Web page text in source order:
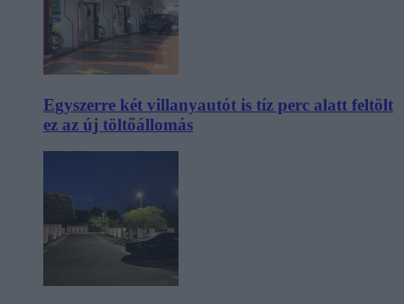
Egyszerre két villanyautót is tíz perc alatt feltölt
ez az új töltőállomás